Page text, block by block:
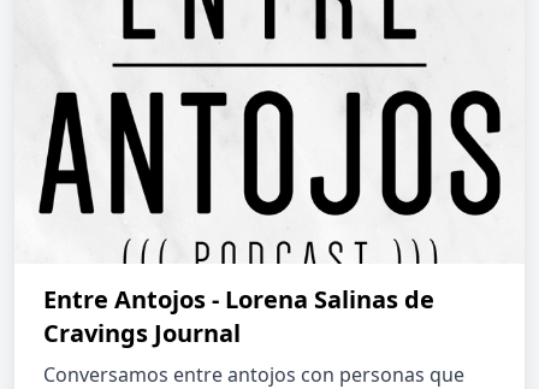
Entre Antojos - Lorena Salinas de
Cravings Journal
Conversamos entre antojos con personas que